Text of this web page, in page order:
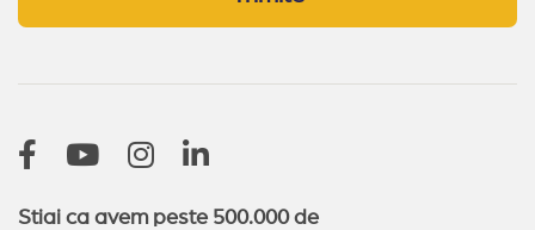
Stiai ca avem peste 500.000 de